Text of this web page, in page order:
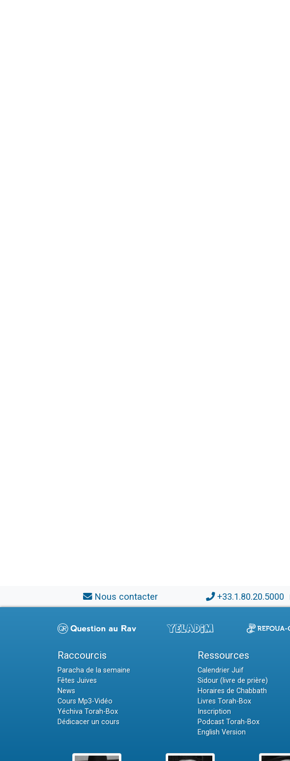
Nous contacter +33.1.80.20.5000
Raccourcis
Paracha de la semaine
Fêtes Juives
News
Cours Mp3-Vidéo
Yéchiva Torah-Box
Dédicacer un cours
Ressources
Calendrier Juif
Sidour (livre de prière)
Horaires de Chabbath
Livres Torah-Box
Inscription
Podcast Torah-Box
English Version